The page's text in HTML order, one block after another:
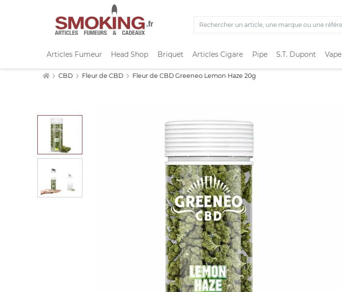
Articles Fumeur Head Shop Briquet Articles Cigare Pipe S.T. Dupont Vape
CBD Fleur de CBD Fleur de CBD Greeneo Lemon Haze 20g